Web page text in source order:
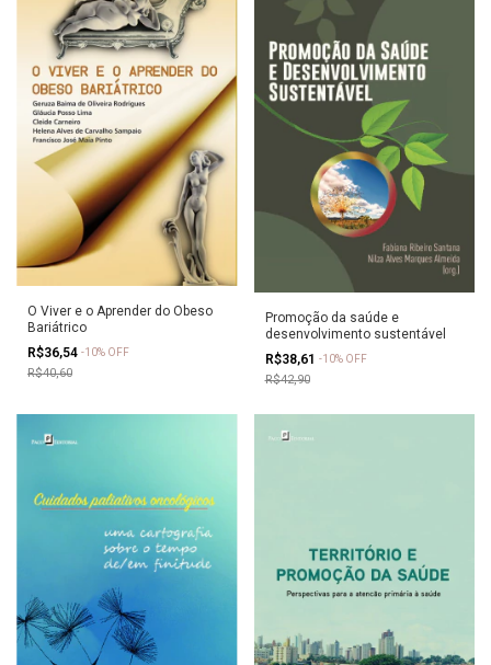
O Viver e o Aprender do Obeso
Bariátrico
R$36,54 -10% OFF
R$40,60
Promoção da saúde e
desenvolvimento sustentável
R$38,61 -10% OFF
R$42,90